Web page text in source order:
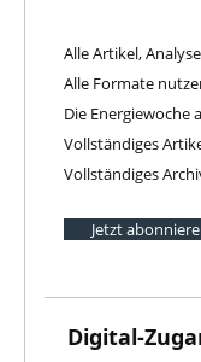
Alle Artikel,
Alle Formate
Die Energiewoche
Vollständiges
Vollständiges
Jetzt
Digital-